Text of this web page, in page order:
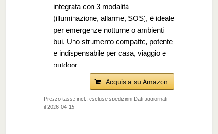
integrata con 3 modalità
(illuminazione, allarme, SOS), è ideale
per emergenze notturne o ambienti
bui. Uno strumento compatto, potente
e indispensabile per casa, viaggio e
outdoor.
Acquista su Amazon
Prezzo tasse incl., escluse spedizioni Dati aggiornati
il 2026-04-15